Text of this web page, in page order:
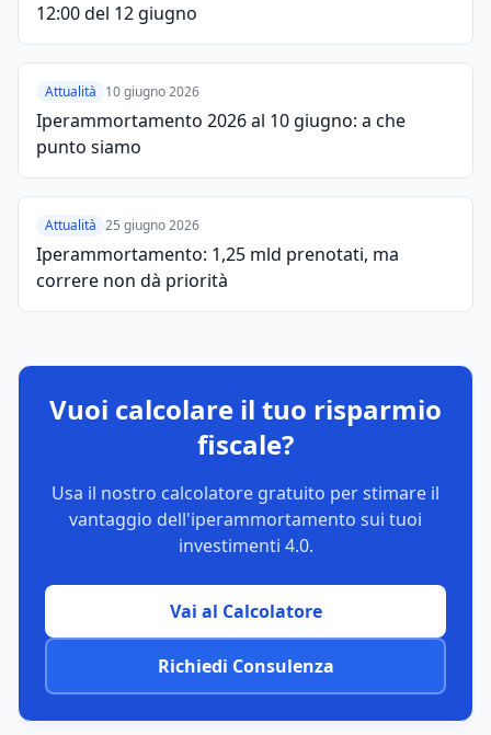
12:00 del 12 giugno
Attualità 10 giugno 2026
Iperammortamento 2026 al 10 giugno: a che
punto siamo
Attualità 25 giugno 2026
Iperammortamento: 1,25 mld prenotati, ma
correre non dà priorità
Vuoi calcolare il tuo risparmio
fiscale?
Usa il nostro calcolatore gratuito per stimare il
vantaggio dell'iperammortamento sui tuoi
investimenti 4.0.
Vai al Calcolatore
Richiedi Consulenza